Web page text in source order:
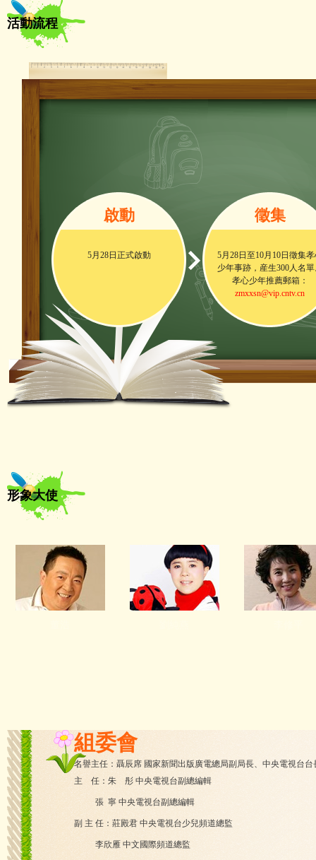
活動流程
啟動
5月28日正式啟動
徵集
5月28日至10月10日徵集孝
少年事跡，産生300人名單
孝心少年推薦郵箱：
zmxxsn@vip.cntv.cn
形象大使
組委會
名譽主任：聶辰席 國家新聞出版廣電總局副局長、中央電視台台
主 任：朱 彤 中央電視台副總編輯
張 寧 中央電視台副總編輯
副 主 任：莊殿君 中央電視台少兒頻道總監
李欣雁 中文國際頻道總監